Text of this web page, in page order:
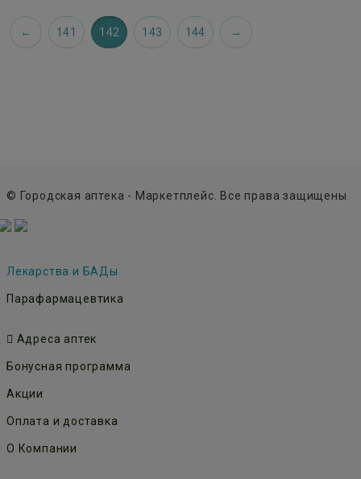
141 142 143 144
© Городская аптека - Маркетплейс. Все права защищены
Лекарства и БАДы
Парафармацевтика
Адреса аптек
Бонусная программа
Акции
Оплата и доставка
О Компании